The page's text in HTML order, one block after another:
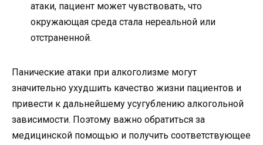
атаки, пациент может чувствовать, что
окружающая среда стала нереальной или
отстраненной.
Панические атаки при алкоголизме могут
значительно ухудшить качество жизни пациентов и
привести к дальнейшему усугублению алкогольной
зависимости. Поэтому важно обратиться за
медицинской помощью и получить соответствующее